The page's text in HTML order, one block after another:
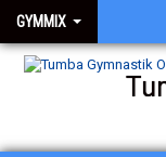
GYMMIX